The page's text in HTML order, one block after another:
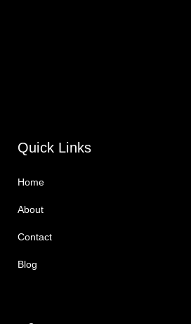
Quick Links
Home
About
Contact
Blog